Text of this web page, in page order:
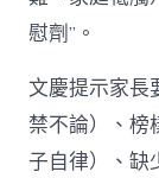
慰劑”。
文慶提示家長
禁不論）、榜
子自律）、缺